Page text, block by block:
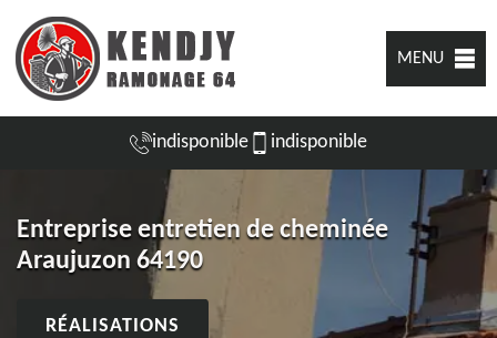
MENU
indisponible indisponible
Entreprise entretien de cheminée
Araujuzon 64190
RÉALISATIONS